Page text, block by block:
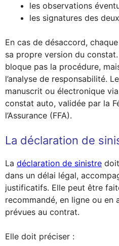
les observations
les signatures des
En cas de désaccord,
sa propre version du constat.
bloque pas la procédure,
l’analyse de responsabilité.
manuscrit ou électronique
constat auto, validée par la
l’Assurance (FFA).
La déclaration de
La déclaration de sinistre
dans un délai légal,
justificatifs. Elle peut être
recommandé, en ligne ou en
prévues au contrat.
Elle doit préciser :